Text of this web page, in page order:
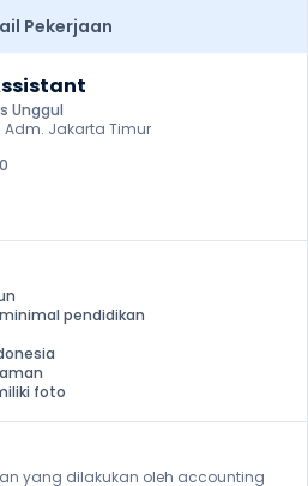
Pekerjaan
Unggul
Adm. Jakarta Timur
pendidikan
foto
yang dilakukan oleh accounting